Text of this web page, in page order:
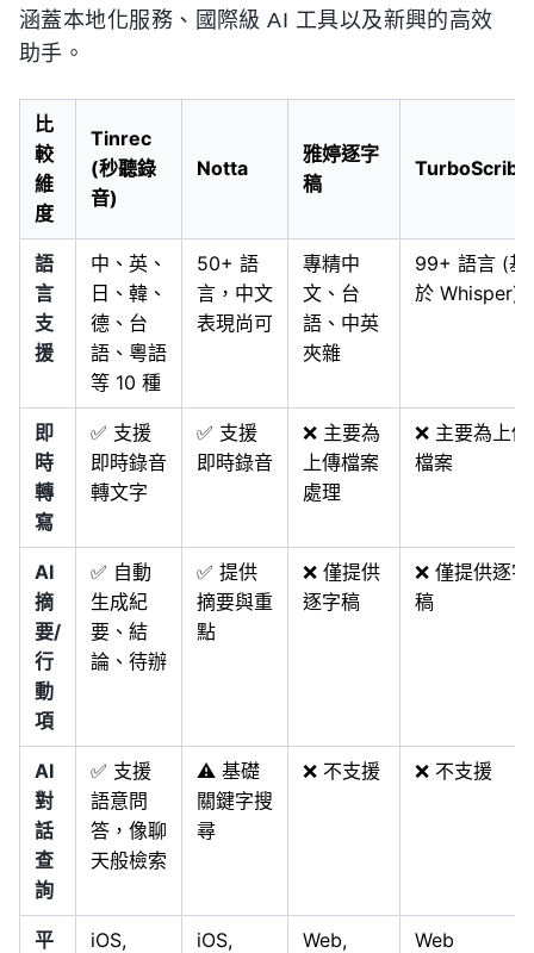
涵蓋本地化服務、國際級 AI 工具以及新興的高效
助手。
比
較
維
度
Tinrec
(秒聽錄
音)
Notta
雅婷逐字
稿
TurboScribe
語
言
支
援
中、英、
日、韓、
德、台
語、粵語
等 10 種
50+ 語
言，中文
表現尚可
專精中
文、台
語、中英
夾雜
99+ 語言 (基
於 Whisper)
即
時
轉
寫
✅ 支援
即時錄音
轉文字
✅ 支援
即時錄音
❌ 主要為
上傳檔案
處理
❌ 主要為上傳
檔案
AI
摘
要/
行
動
項
✅ 自動
生成紀
要、結
論、待辦
✅ 提供
摘要與重
點
❌ 僅提供
逐字稿
❌ 僅提供逐字
稿
AI
對
話
查
詢
✅ 支援
語意問
答，像聊
天般檢索
⚠️ 基礎
關鍵字搜
尋
❌ 不支援 ❌ 不支援
平
iOS,
iOS,
Web,
Web